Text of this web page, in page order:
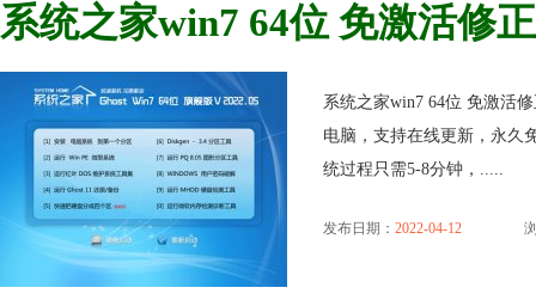
系统之家win7 64位 免激活修
系统之家win7 64位 免激活
电脑，支持在线更新，永久
统过程只需5-8分钟，.....
发布日期： 2022-04-12